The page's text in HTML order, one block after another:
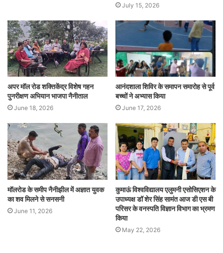
July 15, 2026
अपर मॉल रोड शक्तिकेंद्र विशेष गहन
पुनरीक्षण अभियान भाजपा नैनीताल
June 18, 2026
आनंदशाला शिविर के समापन समारोह से पूर्व
बच्चों ने अभ्यास किया
June 17, 2026
मॉलरोड के समीप नैनीझील में अज्ञात युवक
का शव मिलने से सनसनी
June 11, 2026
कुमाऊं विश्वविद्यालय एलुमनी एसोसिएशन के
उपाध्यक्ष डॉ शेर सिंह सामंत आज डी एस बी
परिसर के वनस्पति विज्ञान विभाग का भ्रमण
किया
May 22, 2026